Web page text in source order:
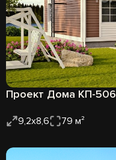
Проект Дома КП-506
9,2х8,6 79 м²